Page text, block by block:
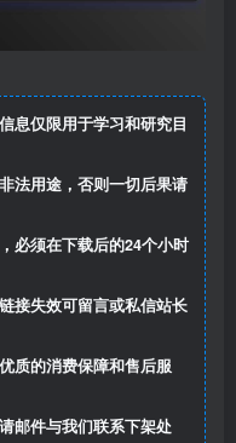
息仅限用于学习和研究目
法用途，否则一切后果请
必须在下载后的24个小时
接失效可留言或私信站长
质的消费保障和售后服
邮件与我们联系下架处